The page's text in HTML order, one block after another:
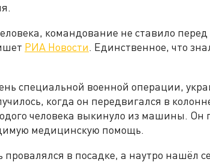
командование не ставило
РИА Новости. Единственное, что
специальной военной операции,
когда он передвигался в
человека выкинуло из машины. Он
медицинскую помощь.
в посадке, а наутро нашёл